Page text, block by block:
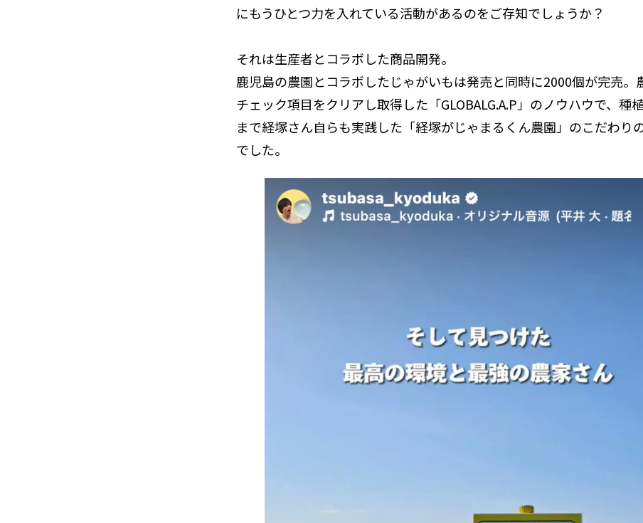
にもうひとつ力を入れている活動があるのをご存知でしょうか？
それは生産者とコラボした商品開発。
鹿児島の農園とコラボしたじゃがいもは発売と同時に2000個が完売。
チェック項目をクリアし取得した「GLOBALG.A.P」のノウハウで、種
まで経塚さん自らも実践した「経塚がじゃまるくん農園」のこだわり
でした。